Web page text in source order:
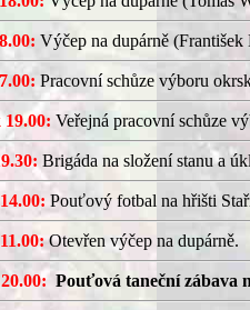
Výčep na dupárně (František
Pracovní schůze výboru
19.00: Veřejná pracovní schůze
Brigáda na složení stanu a
Pouťový fotbal na hřišti
Otevřen výčep na dupárně.
Pouťová taneční zábava